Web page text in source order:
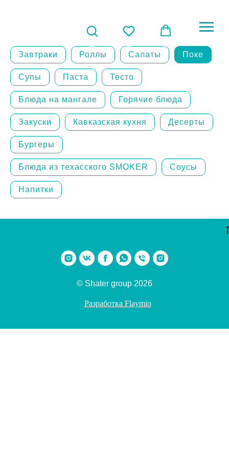
Завтраки Роллы Салаты Поке
Супы Паста Тесто
Блюда на мангале Горячие блюда
Закуски Кавказская кухня Десерты
Бургеры
Блюда из техасского SMOKER Соусы
Напитки
© Shater group 2026
Разработка Flaymio